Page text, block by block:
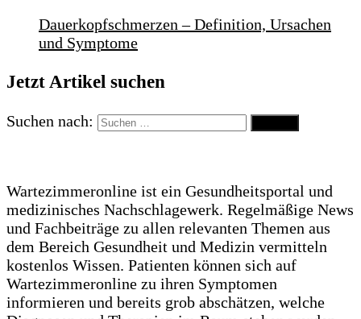
Dauerkopfschmerzen – Definition, Ursachen
und Symptome
Jetzt Artikel suchen
Suchen nach:
Wartezimmeronline ist ein Gesundheitsportal und
medizinisches Nachschlagewerk. Regelmäßige News
und Fachbeiträge zu allen relevanten Themen aus
dem Bereich Gesundheit und Medizin vermitteln
kostenlos Wissen. Patienten können sich auf
Wartezimmeronline zu ihren Symptomen
informieren und bereits grob abschätzen, welche